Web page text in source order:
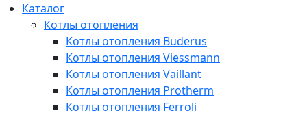
Каталог
Котлы отопления
Котлы отопления Buderus
Котлы отопления Viessmann
Котлы отопления Vaillant
Котлы отопления Protherm
Котлы отопления Ferroli